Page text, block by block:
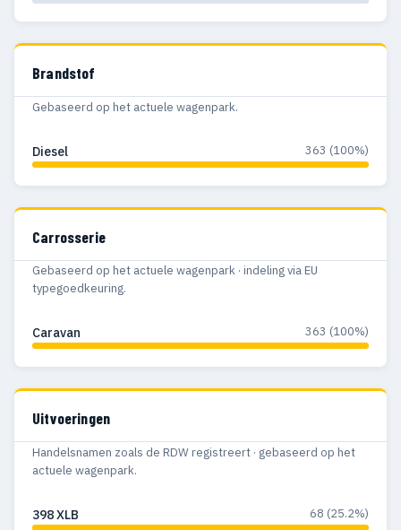
Brandstof
Gebaseerd op het actuele wagenpark.
Diesel 363 (100%)
Carrosserie
Gebaseerd op het actuele wagenpark · indeling via EU
typegoedkeuring.
Caravan 363 (100%)
Uitvoeringen
Handelsnamen zoals de RDW registreert · gebaseerd op het
actuele wagenpark.
398 XLB 68 (25.2%)